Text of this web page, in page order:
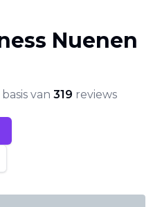
Nuenen
van 319 reviews